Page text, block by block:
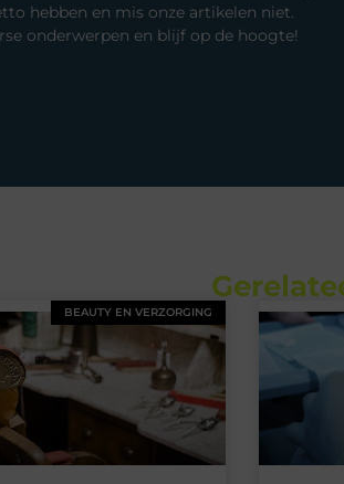
hebben en mis onze artikelen niet.
onderwerpen en blijf op de hoogte!
BEAUTY EN VERZORGING